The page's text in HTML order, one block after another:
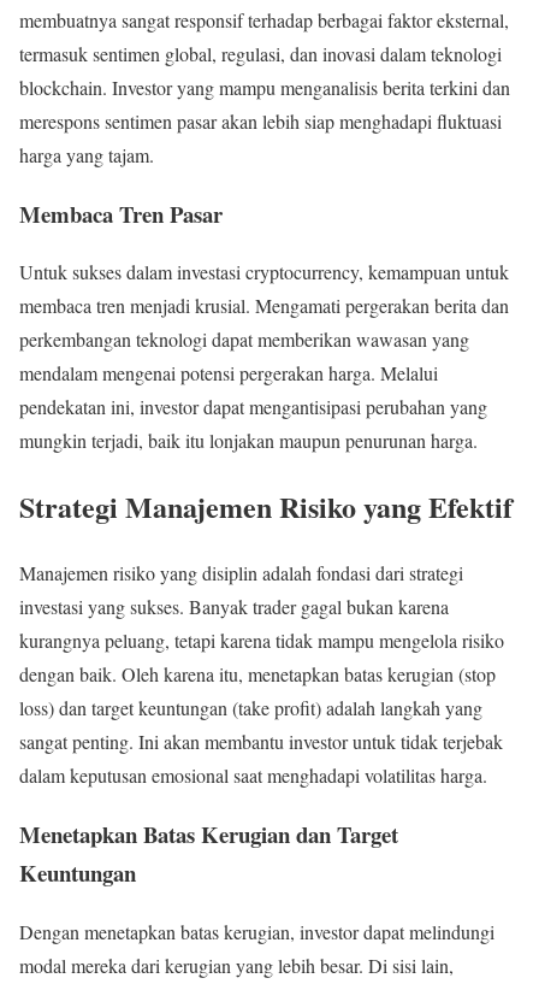
membuatnya sangat responsif terhadap berbagai faktor eksternal,
termasuk sentimen global, regulasi, dan inovasi dalam teknologi
blockchain. Investor yang mampu menganalisis berita terkini dan
merespons sentimen pasar akan lebih siap menghadapi fluktuasi
harga yang tajam.
Membaca Tren Pasar
Untuk sukses dalam investasi cryptocurrency, kemampuan untuk
membaca tren menjadi krusial. Mengamati pergerakan berita dan
perkembangan teknologi dapat memberikan wawasan yang
mendalam mengenai potensi pergerakan harga. Melalui
pendekatan ini, investor dapat mengantisipasi perubahan yang
mungkin terjadi, baik itu lonjakan maupun penurunan harga.
Strategi Manajemen Risiko yang Efektif
Manajemen risiko yang disiplin adalah fondasi dari strategi
investasi yang sukses. Banyak trader gagal bukan karena
kurangnya peluang, tetapi karena tidak mampu mengelola risiko
dengan baik. Oleh karena itu, menetapkan batas kerugian (stop
loss) dan target keuntungan (take profit) adalah langkah yang
sangat penting. Ini akan membantu investor untuk tidak terjebak
dalam keputusan emosional saat menghadapi volatilitas harga.
Menetapkan Batas Kerugian dan Target
Keuntungan
Dengan menetapkan batas kerugian, investor dapat melindungi
modal mereka dari kerugian yang lebih besar. Di sisi lain,